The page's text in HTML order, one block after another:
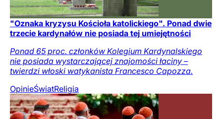
"Oznaka kryzysu Kościoła katolickiego". Ponad dwie
trzecie kardynałów nie posiada tej umiejętności
Ponad 65 proc. członków Kolegium Kardynalskiego
nie posiada wystarczającej znajomości łaciny –
twierdzi włoski watykanista Francesco Capozza.
OpinieŚwiatReligia